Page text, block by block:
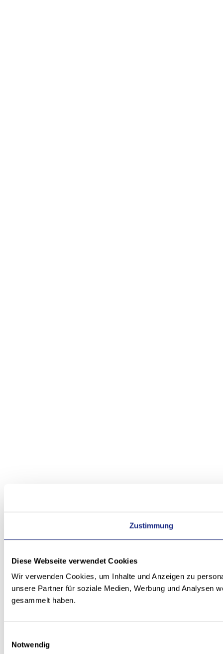
Zustimmung
Diese Webseite verwendet Cookies
Wir verwenden Cookies, um Inhalte und Anzeigen zu
unsere Partner für soziale Medien, Werbung und Analysen
gesammelt haben.
Notwendig